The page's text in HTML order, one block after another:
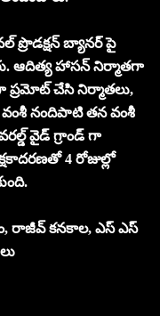
ప్రొడక్షన్ బ్యానర్ పై
ఆదిత్య హాసన్ నిర్మాతగా
ప్రమోట్ చేసి నిర్మాతలు,
వంశీ నందిపాటి తన వంశీ
వైడ్ గ్రాండ్ గా
4 రోజుల్లో
రాజీవ్ కనకాల, ఎస్ ఎస్